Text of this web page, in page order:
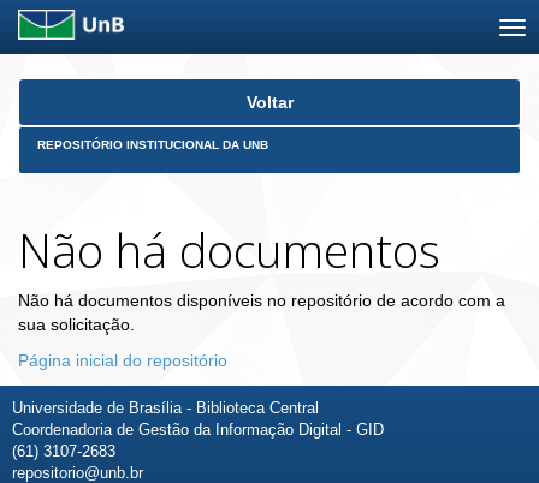
Skip
Voltar
REPOSITÓRIO INSTITUCIONAL DA UNB
Não há documentos
Não há documentos disponíveis no repositório de acordo com a
sua solicitação.
Página inicial do repositório
Universidade de Brasília - Biblioteca Central
Coordenadoria de Gestão da Informação Digital - GID
(61) 3107-2683
repositorio@unb.br